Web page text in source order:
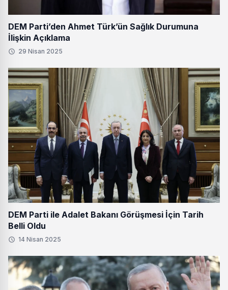
DEM Parti’den Ahmet Türk’ün Sağlık Durumuna
İlişkin Açıklama
29 Nisan 2025
DEM Parti ile Adalet Bakanı Görüşmesi İçin Tarih
Belli Oldu
14 Nisan 2025